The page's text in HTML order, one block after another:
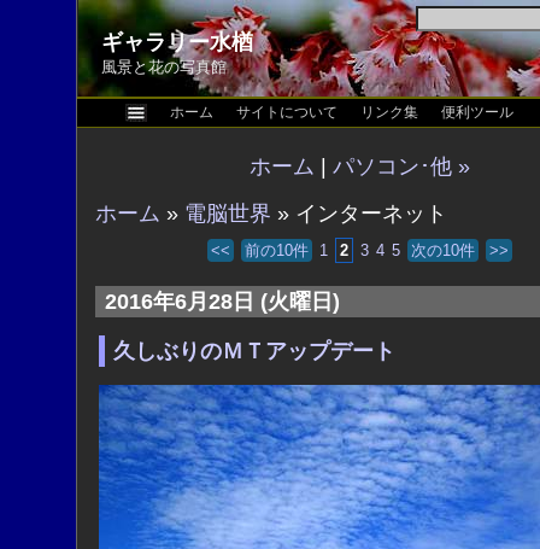
ギャラリー水楢
風景と花の写真館
ホーム サイトについて リンク集 便利ツール
ホーム
パソコン･他 »
ホーム » 電脳世界 » インターネット
<< 前の10件 1 2 3 4 5 次の10件 >>
2016年6月28日 (火曜日)
久しぶりのＭＴアップデート